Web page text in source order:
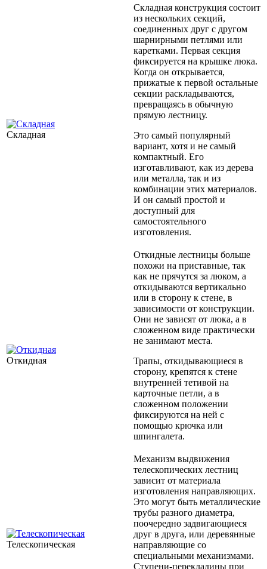
Складная
Складная конструкция состоит
из нескольких секций,
соединенных друг с другом
шарнирными петлями или
каретками. Первая секция
фиксируется на крышке люка.
Когда он открывается,
прижатые к первой остальные
секции раскладываются,
превращаясь в обычную
прямую лестницу.
Это самый популярный
вариант, хотя и не самый
компактный. Его
изготавливают, как из дерева
или металла, так и из
комбинации этих материалов.
И он самый простой и
доступный для
самостоятельного
изготовления.
Откидная
Откидные лестницы больше
похожи на приставные, так
как не прячутся за люком, а
откидываются вертикально
или в сторону к стене, в
зависимости от конструкции.
Они не зависят от люка, а в
сложенном виде практически
не занимают места.
Трапы, откидывающиеся в
сторону, крепятся к стене
внутренней тетивой на
карточные петли, а в
сложенном положении
фиксируются на ней с
помощью крючка или
шпингалета.
Телескопическая
Механизм выдвижения
телескопических лестниц
зависит от материала
изготовления направляющих.
Это могут быть металлические
трубы разного диаметра,
поочередно задвигающиеся
друг в друга, или деревянные
направляющие со
специальными механизмами.
Ступени-перекладины при